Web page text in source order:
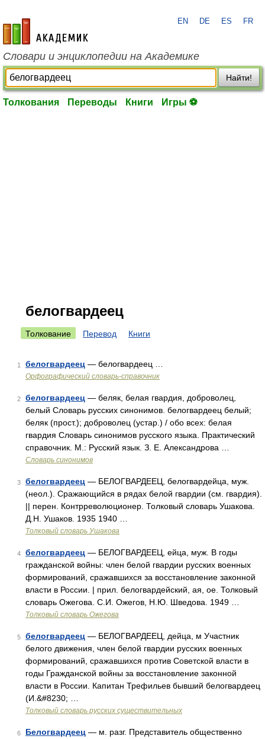
academic.ru
EN DE ES FR
Словари и энциклопедии на Академике
Найти!
Толкования Переводы Книги Игры ⚽
белогвардеец
Толкование Перевод Книги
1 белогвардеец — белогвардеец …
Орфографический словарь-справочник
2 белогвардеец — беляк, белая гвардия, доброволец,
белый Словарь русских синонимов. белогвардеец белый;
беляк (прост.); доброволец (устар.) / обо всех: белая
гвардия Словарь синонимов русского языка. Практический
справочник. М.: Русский язык. З. Е. Александрова …
Словарь синонимов
3 белогвардеец — БЕЛОГВАРДЕЕЦ, белогвардейца, муж.
(неол.). Сражающийся в рядах белой гвардии (см. гвардия).
|| перен. Контрреволюционер. Толковый словарь Ушакова.
Д.Н. Ушаков. 1935 1940 …
Толковый словарь Ушакова
4 белогвардеец — БЕЛОГВАРДЕЕЦ, ейца, муж. В годы
гражданской войны: член белой гвардии русских военных
формирований, сражавшихся за восстановление законной
власти в России. | прил. белогвардейский, ая, ое. Толковый
словарь Ожегова. С.И. Ожегов, Н.Ю. Шведова. 1949 …
Толковый словарь Ожегова
5 белогвардеец — БЕЛОГВАРДЕЕЦ, дейца, м Участник
белого движения, член белой гвардии русских военных
формирований, сражавшихся против Советской власти в
годы Гражданской войны за восстановление законной
власти в России. Капитан Трефильев бывший белогвардеец
(И.&#8230; …
Толковый словарь русских существительных
6 Белогвардеец — м. разг. Представитель общественно